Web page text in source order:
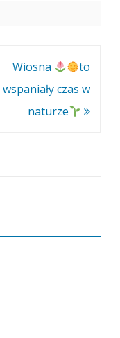
Wiosna
to
wspaniały czas w
naturze